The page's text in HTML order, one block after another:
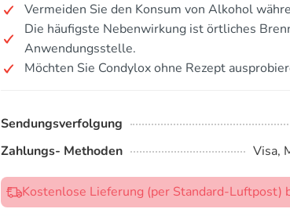
Vermeiden Sie den Konsum von Alkohol
Die häufigste Nebenwirkung ist örtliches
Anwendungsstelle.
Möchten Sie Condylox ohne Rezept
Sendungsverfolgung
Zahlungs- Methoden
Visa,
Kostenlose Lieferung (per Standard-